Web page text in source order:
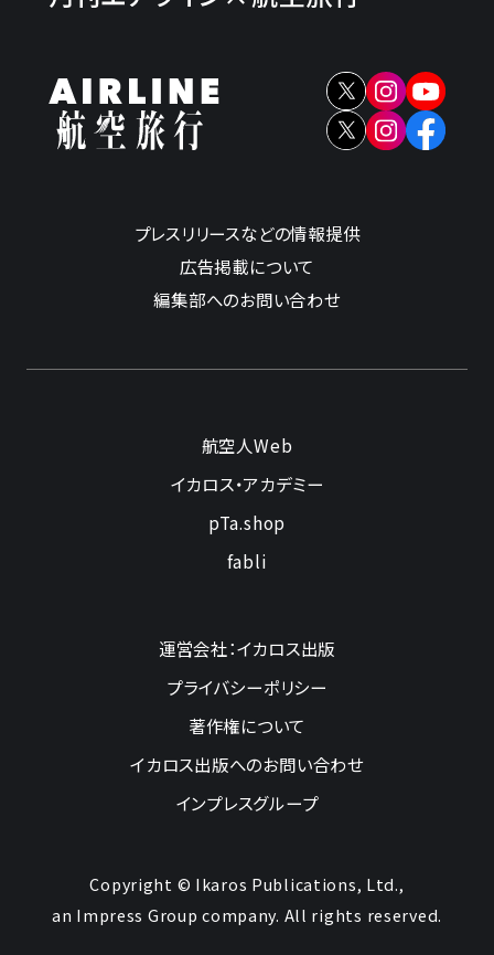
プレスリリースなどの情報提供
広告掲載について
編集部へのお問い合わせ
航空人Web
イカロス・アカデミー
pTa.shop
fabli
運営会社：イカロス出版
プライバシーポリシー
著作権について
イカロス出版へのお問い合わせ
インプレスグループ
Copyright © Ikaros Publications, Ltd.,
an Impress Group company. All rights reserved.